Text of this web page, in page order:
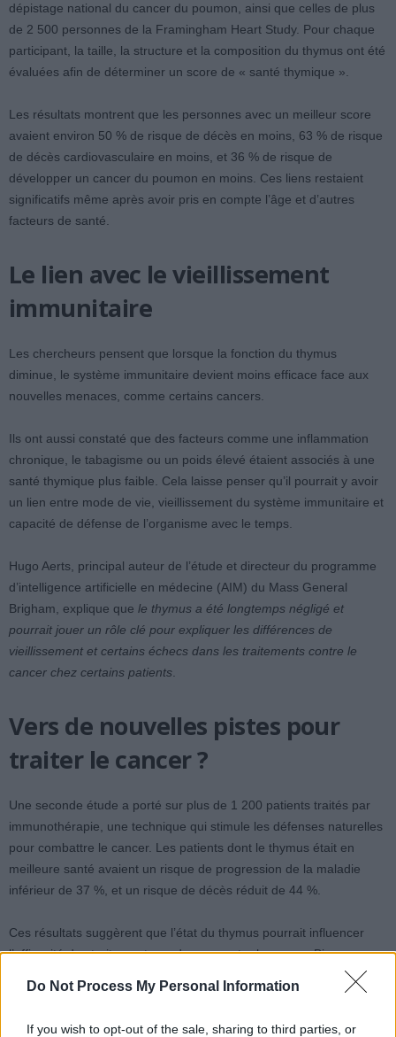
Do Not Process My Personal Information
If you wish to opt-out of the sale, sharing to third parties, or
dépistage national du cancer du poumon, ainsi que celles de plus
de 2 500 personnes de la Framingham Heart Study. Pour chaque
participant, la taille, la structure et la composition du thymus ont été
évaluées afin de déterminer un score de « santé thymique ».
Les résultats montrent que les personnes avec un meilleur score
avaient environ 50 % de risque de décès en moins, 63 % de risque
de décès cardiovasculaire en moins, et 36 % de risque de
développer un cancer du poumon en moins. Ces liens restaient
significatifs même après avoir pris en compte l’âge et d’autres
facteurs de santé.
Le lien avec le vieillissement
immunitaire
Les chercheurs pensent que lorsque la fonction du thymus
diminue, le système immunitaire devient moins efficace face aux
nouvelles menaces, comme certains cancers.
Ils ont aussi constaté que des facteurs comme une inflammation
chronique, le tabagisme ou un poids élevé étaient associés à une
santé thymique plus faible. Cela laisse penser qu’il pourrait y avoir
un lien entre mode de vie, vieillissement du système immunitaire et
capacité de défense de l’organisme avec le temps.
Hugo Aerts, principal auteur de l’étude et directeur du programme
d’intelligence artificielle en médecine (AIM) du Mass General
Brigham, explique que le thymus a été longtemps négligé et
pourrait jouer un rôle clé pour expliquer les différences de
vieillissement et certains échecs dans les traitements contre le
cancer chez certains patients
Vers de nouvelles pistes pour
traiter le cancer ?
Une seconde étude a porté sur plus de 1 200 patients traités par
immunothérapie, une technique qui stimule les défenses naturelles
pour combattre le cancer. Les patients dont le thymus était en
meilleure santé avaient un risque de progression de la maladie
inférieur de 37 %, et un risque de décès réduit de 44 %.
Ces résultats suggèrent que l’état du thymus pourrait influencer
l’efficacité des traitements modernes contre le cancer. Bien que ces
travaux nécessitent encore des confirmations, ils ouvrent la voie à
de nouvelles approches thérapeutiques possibles.